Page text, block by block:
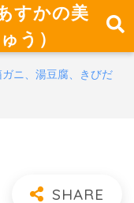
すかの美
う）
ガニ、湯豆腐、きびだ